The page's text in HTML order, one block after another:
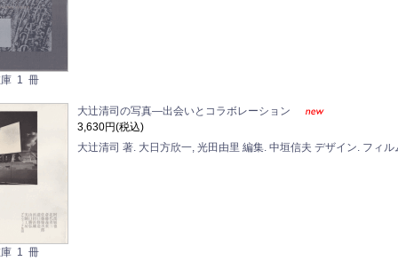
1 冊
1 冊
大辻清司の写真―出会いとコラボレーション
3,630円(税込)
大辻清司 著. 大日方欣一, 光田由里 編集. 中垣信夫 デザイン. フィ